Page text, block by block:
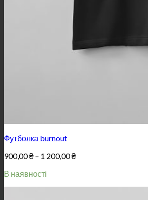
Футболка burnout
900,00₴ – 1 200,00₴Price
В наявності